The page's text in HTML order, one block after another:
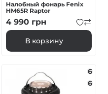
Налобный фонарь Fenix
HM65R Raptor
4 990 грн
В корзину
6
6